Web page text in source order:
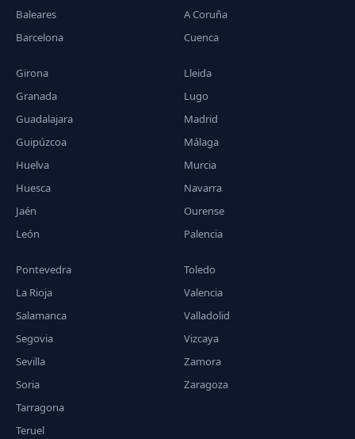
Baleares
Barcelona
A Coruña
Cuenca
Girona
Granada
Guadalajara
Guipúzcoa
Huelva
Huesca
Jaén
León
Lleida
Lugo
Madrid
Málaga
Murcia
Navarra
Ourense
Palencia
Pontevedra
La Rioja
Salamanca
Segovia
Sevilla
Soria
Tarragona
Teruel
Toledo
Valencia
Valladolid
Vizcaya
Zamora
Zaragoza